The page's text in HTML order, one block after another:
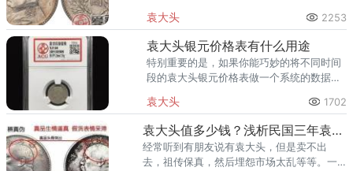
有越来越多的人投资袁大头。那么，袁大头
怎么辨别真假？
袁大头 2253
袁大头银元价格表有什么用途
特别重要的是，如果你能巧妙的将不同时间
段的袁大头银元价格表做一个系统的数据整
形图，是能很好的预测到底未来袁大头银元
价格会涨还是会跌。
袁大头 1702
袁大头值多少钱？浅析民国三年袁大头收藏价值
经常听到有朋友说有袁大头，但是卖不出
去，祖传保真，然后埋怨市场太乱等等。一